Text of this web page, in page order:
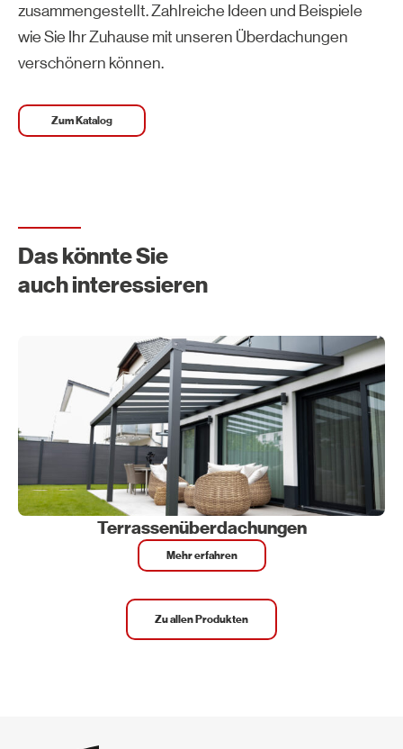
zusammengestellt. Zahlreiche Ideen und Beispiele
wie Sie Ihr Zuhause mit unseren Überdachungen
verschönern können.
Zum Katalog
Das könnte Sie
auch interessieren
Terrassenüberdachungen
Mehr erfahren
Zu allen Produkten